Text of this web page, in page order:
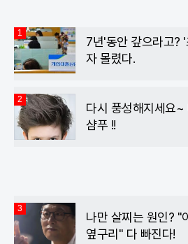
1
7년'동안 갚으라고?
자 몰렸다.
2
다시 풍성해지세요
샴푸 !!
3
나만 살찌는 원인? "
옆구리" 다 빠진다!